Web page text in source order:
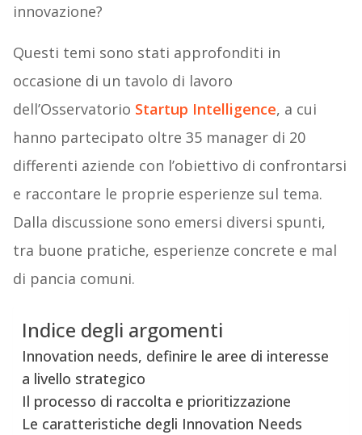
innovazione?
Questi temi sono stati approfonditi in
occasione di un tavolo di lavoro
dell’Osservatorio Startup Intelligence, a cui
hanno partecipato oltre 35 manager di 20
differenti aziende con l’obiettivo di confrontarsi
e raccontare le proprie esperienze sul tema.
Dalla discussione sono emersi diversi spunti,
tra buone pratiche, esperienze concrete e mal
di pancia comuni.
Indice degli argomenti
Innovation needs, definire le aree di interesse
a livello strategico
Il processo di raccolta e prioritizzazione
Le caratteristiche degli Innovation Needs